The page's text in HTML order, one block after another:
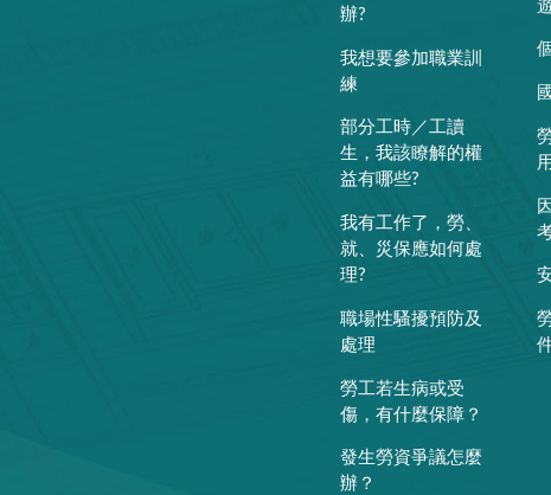
辦?
我想要參加職業訓
練
部分工時／工讀
生，我該瞭解的權
益有哪些?
我有工作了，勞、
就、災保應如何處
理?
職場性騷擾預防及
處理
勞工若生病或受
傷，有什麼保障？
發生勞資爭議怎麼
辦？